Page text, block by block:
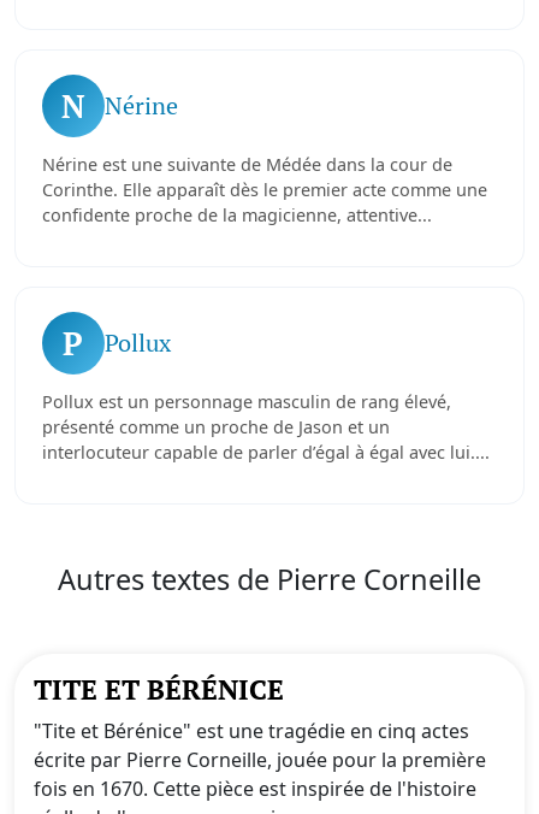
N Nérine
Nérine est une suivante de Médée dans la cour de
Corinthe. Elle apparaît dès le premier acte comme une
confidente proche de la magicienne, attentive...
P Pollux
Pollux est un personnage masculin de rang élevé,
présenté comme un proche de Jason et un
interlocuteur capable de parler d’égal à égal avec lui....
Autres textes de Pierre Corneille
TITE ET BÉRÉNICE
"Tite et Bérénice" est une tragédie en cinq actes
écrite par Pierre Corneille, jouée pour la première
fois en 1670. Cette pièce est inspirée de l'histoire